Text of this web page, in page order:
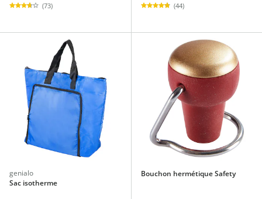
(73) (44)
genialo
Sac isotherme
Bouchon hermétique Safety